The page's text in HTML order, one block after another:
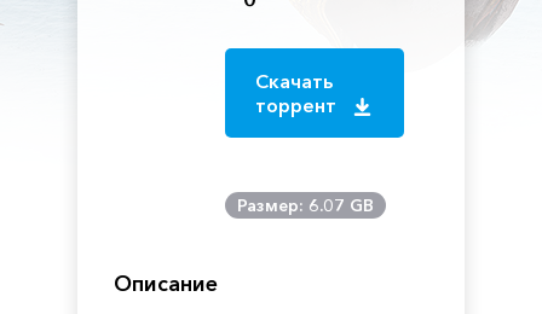
Скачать
торрент
Размер: 6.07 GB
Описание